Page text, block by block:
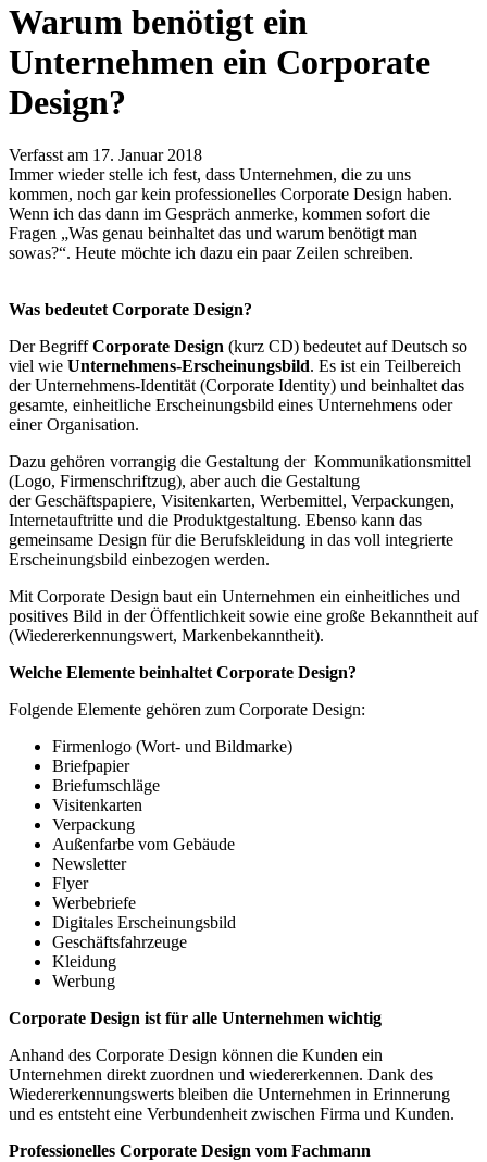
Warum benötigt ein
Unternehmen ein Corporate
Design?
Verfasst am 17. Januar 2018
Immer wieder stelle ich fest, dass Unternehmen, die zu uns
kommen, noch gar kein professionelles Corporate Design haben.
Wenn ich das dann im Gespräch anmerke, kommen sofort die
Fragen „Was genau beinhaltet das und warum benötigt man
sowas?“. Heute möchte ich dazu ein paar Zeilen schreiben.
Was bedeutet Corporate Design?
Der BegriffCorporate Design (kurz CD) bedeutet auf Deutsch so
viel wie Unternehmens-Erscheinungsbild. Es ist ein Teilbereich
der Unternehmens-Identität (Corporate Identity) und beinhaltet das
gesamte, einheitliche Erscheinungsbild eines Unternehmens oder
einer Organisation.
Dazu gehören vorrangig die Gestaltung der Kommunikationsmittel
(Logo, Firmenschriftzug), aber auch die Gestaltung
der Geschäftspapiere, Visitenkarten, Werbemittel, Verpackungen,
Internetauftritte und die Produktgestaltung. Ebenso kann das
gemeinsame Design für die Berufskleidung in das voll integrierte
Erscheinungsbild einbezogen werden.
Mit Corporate Design baut ein Unternehmen ein einheitliches und
positives Bild in der Öffentlichkeit sowie eine große Bekanntheit auf
(Wiedererkennungswert, Markenbekanntheit).
Welche Elemente beinhaltet Corporate Design?
Folgende Elemente gehören zum Corporate Design:
Firmenlogo (Wort- und Bildmarke)
Briefpapier
Briefumschläge
Visitenkarten
Verpackung
Außenfarbe vom Gebäude
Newsletter
Flyer
Werbebriefe
Digitales Erscheinungsbild
Geschäftsfahrzeuge
Kleidung
Werbung
Corporate Design ist für alle Unternehmen wichtig
Anhand des Corporate Design können die Kunden ein
Unternehmen direkt zuordnen und wiedererkennen. Dank des
Wiedererkennungswerts bleiben die Unternehmen in Erinnerung
und es entsteht eine Verbundenheit zwischen Firma und Kunden.
Professionelles Corporate Design vom Fachmann